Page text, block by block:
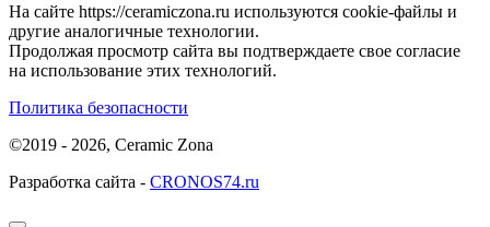
На сайте https://ceramiczona.ru используются coоkie-файлы и
другие аналогичные технологии.
Продолжая просмотр сайта вы подтверждаете свое согласие
на использование этих технологий.
Политика безопасности
©2019 - 2026, Ceramic Zona
Разработка сайта - CRONOS74.ru